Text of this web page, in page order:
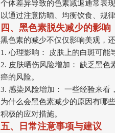
个体差异导致的色素减退通常表
以通过注意防晒、均衡饮食、规
四、黑色素脱失减少的影响
黑色素的减少不仅仅影响美观，
1. 心理影响： 皮肤上的白斑可能
2. 皮肤晒伤风险增加： 缺乏黑色
癌的风险。
3. 感染风险增加： 一些经验来看
为什么会黑色素减少的原因有哪
积极的应对措施。
五、日常注意事项与建议